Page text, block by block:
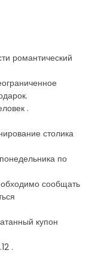
романтический
.
столика
по
сообщать
купон
.